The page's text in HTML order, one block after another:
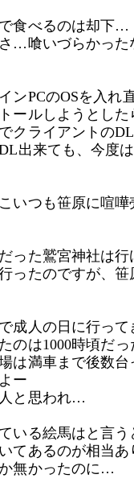
食べるのは却下…
…喰いづらかっ
ンPCのOSを入れ
ールしようとし
クライアントの
出来ても、今度
いつも笹原に喧
った鷲宮神社は
ったのですが、
成人の日に行っ
のは1000時頃だ
は満車まで後数
ー
と思われ…
いる絵馬はと言
てあるのが相当
無かったのに…